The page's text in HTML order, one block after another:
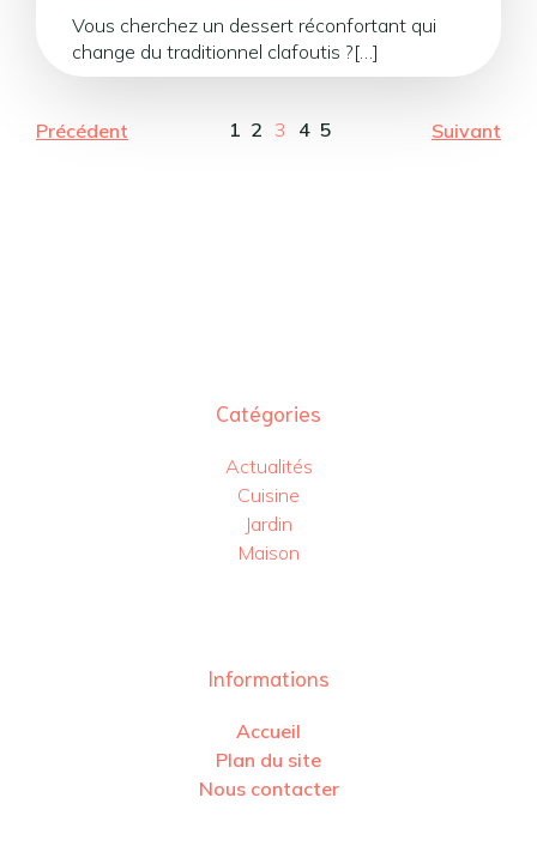
Vous cherchez un dessert réconfortant qui
change du traditionnel clafoutis ?[…]
Précédent 1 2 3 4 5 Suivant
Catégories
Actualités
Cuisine
Jardin
Maison
Informations
Accueil
Plan du site
Nous contacter